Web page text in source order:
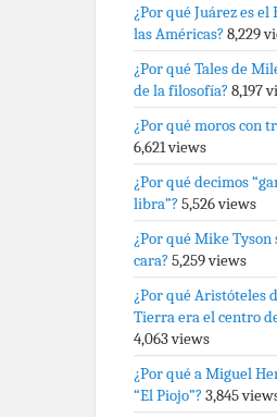
¿Por qué Juárez es
las Américas? 8,229
¿Por qué Tales de
de la filosofía? 8,197
¿Por qué moros con
6,621 views
¿Por qué decimos
libra”? 5,526 views
¿Por qué Mike Tyson
cara? 5,259 views
¿Por qué Aristóteles
Tierra era el centro
4,063 views
¿Por qué a Miguel
“El Piojo”? 3,845